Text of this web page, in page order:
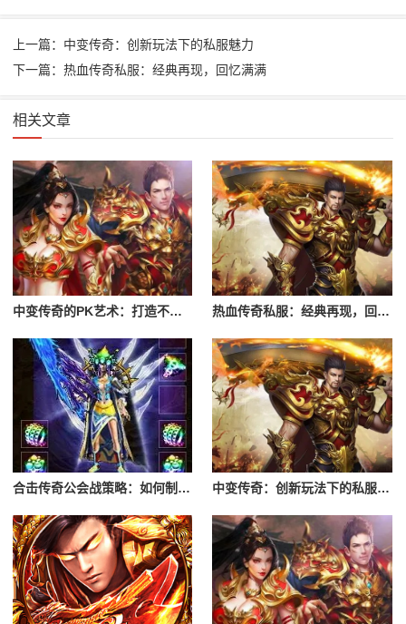
上一篇：中变传奇：创新玩法下的私服魅力
下一篇：热血传奇私服：经典再现，回忆满满
相关文章
中变传奇的PK艺术：打造不败神话 热血传奇私服：经典再现，回忆满满
合击传奇公会战策略：如何制定胜战计划 中变传奇：创新玩法下的私服魅力